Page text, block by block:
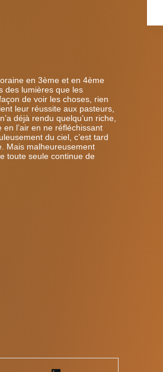
en 3ème et en 4ème
des lumières que les
de voir les choses, rien
leur réussite aux pasteurs,
déjà rendu quelqu’un riche,
l’air en ne réfléchissant
du ciel, c’est tard
Mais malheureusement
toute seule continue de